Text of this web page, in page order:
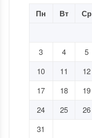
Пн Вт Ср
3
4 5
10
11 12
17
18 19
24
25 26
31